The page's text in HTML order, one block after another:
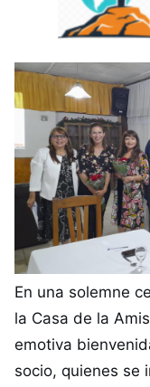
En una solemne
la Casa de la
emotiva
socio, quienes se